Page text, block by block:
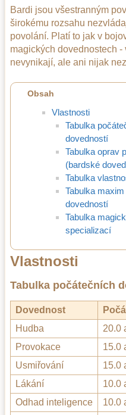
Bardi jsou všestranným
širokému rozsahu
povolání. Platí to jak v
magických dovednostech
nevynikají, ale ani nijak
Obsah
Vlastnosti
Tabulka
dovedností
Tabulka oprav
(bardské
Tabulka
Tabulka maxim
dovedností
Tabulka
specializací
Vlastnosti
Tabulka počátečních
Dovednost
Hudba
20.0
Provokace
15.0
Usmiřování
15.0
Lákání
10.0
Odhad inteligence
10.0